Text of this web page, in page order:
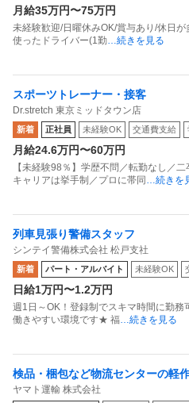
月給35万円〜75万円
未経験歓迎/日曜休みOK/賞与あり/休日
使ったドライバー(1勤…続きを見る
スポーツトレーナー・接客
Dr.stretch 東京ミッドタウン店
新着 正社員 未経験OK 交通費支給
月給24.6万円〜60万円
【未経験98％】学歴不問／転勤なし／
キャリアは挙手制／プロに帯同 …続きを
列車見張り警備スタッフ
シンテイ警備株式会社 松戸支社
新着 パート・アルバイト 未経験OK
日給1万円〜1.2万円
週1日～OK！登録制でスキマ時間に勤
働きやすい環境です★ 福…続きを見る
検品・梱包など物流センターの軽
ヤマト運輸 株式会社